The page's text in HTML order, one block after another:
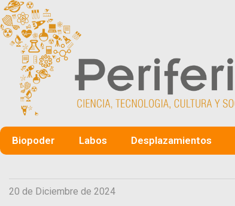
Biopoder Labos Desplazamientos
20 de Diciembre de 2024